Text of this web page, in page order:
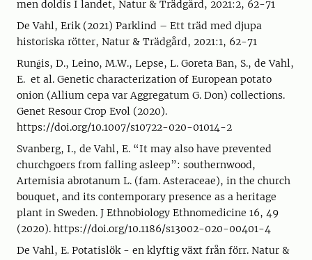
men doldis I landet, Natur & Trädgård, 2021:2, 62-71
De Vahl, Erik (2021) Parklind – Ett träd med djupa
historiska rötter, Natur & Trädgård, 2021:1, 62-71
Runǵis, D., Leino, M.W., Lepse, L. Goreta Ban, S., de Vahl,
E. et al. Genetic characterization of European potato
onion (Allium cepa var Aggregatum G. Don) collections.
Genet Resour Crop Evol (2020).
https://doi.org/10.1007/s10722-020-01014-2
Svanberg, I., de Vahl, E. “It may also have prevented
churchgoers from falling asleep”: southernwood,
Artemisia abrotanum L. (fam. Asteraceae), in the church
bouquet, and its contemporary presence as a heritage
plant in Sweden. J Ethnobiology Ethnomedicine 16, 49
(2020). https://doi.org/10.1186/s13002-020-00401-4
De Vahl, E. Potatislök - en klyftig växt från förr. Natur &